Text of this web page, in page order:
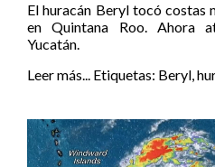
El huracán Beryl tocó costas
en Quintana Roo. Ahora
Yucatán.
Leer más... Etiquetas: Beryl,